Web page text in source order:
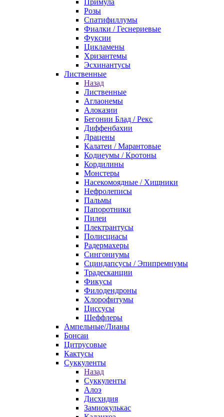
Розы
Спатифиллумы
Фиалки / Геснериевые
Фуксии
Цикламены
Хризантемы
Эсхинантусы
Лиственные
Назад
Лиственные
Аглаонемы
Алоказии
Бегонии Блад / Рекс
Диффенбахии
Драцены
Калатеи / Марантовые
Кодиеумы / Кротоны
Кордилины
Монстеры
Насекомоядные / Хищники
Нефролеписы
Пальмы
Папоротники
Пилеи
Плектрантусы
Полисциасы
Радермахеры
Сингониумы
Сциндапсусы / Эпипремнумы
Традесканции
Фикусы
Филодендроны
Хлорофитумы
Циссусы
Шеффлеры
Ампельные/Лианы
Бонсаи
Цитрусовые
Кактусы
Суккуленты
Назад
Суккуленты
Алоэ
Дисхидия
Замиокулькас